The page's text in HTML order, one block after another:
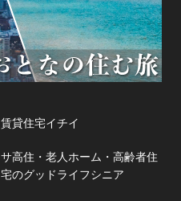
賃貸住宅イチイ
サ高住・老人ホーム・高齢者住
宅のグッドライフシニア